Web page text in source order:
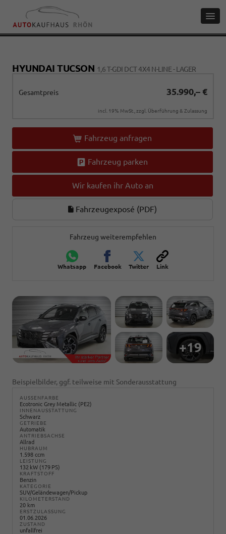
HYUNDAI TUCSON 1,6 T-GDI DCT 4X4 N-LINE - LAGER
Gesamtpreis 35.990,– €
incl. 19% MwSt., zzgl. Überführung & Zulassung
Fahrzeug anfragen
Fahrzeug parken
Wir kaufen ihr Auto an
Fahrzeugexposé (PDF)
Fahrzeug weiterempfehlen
Whatsapp Facebook Twitter Link
+19
Beispielbilder, ggf. teilweise mit Sonderausstattung
AUSSENFARBE
Ecotronic Grey Metallic (PE2)
INNENAUSSTATTUNG
Schwarz
GETRIEBE
Automatik
ANTRIEBSACHSE
Allrad
HUBRAUM
1.598 ccm
LEISTUNG
132 kW (179 PS)
KRAFTSTOFF
Benzin
KATEGORIE
SUV/Geländewagen/Pickup
KILOMETERSTAND
20 km
ERSTZULASSUNG
01.06.2026
ZUSTAND
unfallfrei